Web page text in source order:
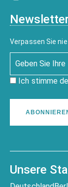
Verpassen Sie
Ich stimme
Unsere